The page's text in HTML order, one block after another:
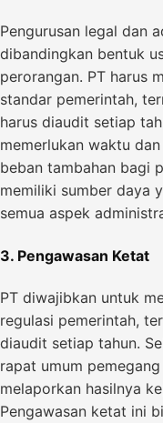
Pengurusan legal dan
dibandingkan bentuk
perorangan. PT harus
standar pemerintah,
harus diaudit setiap
memerlukan waktu
beban tambahan bagi
memiliki sumber daya
semua aspek
3. Pengawasan Ketat
PT diwajibkan untuk
regulasi pemerintah,
diaudit setiap tahun.
rapat umum
melaporkan hasilnya
Pengawasan ketat ini